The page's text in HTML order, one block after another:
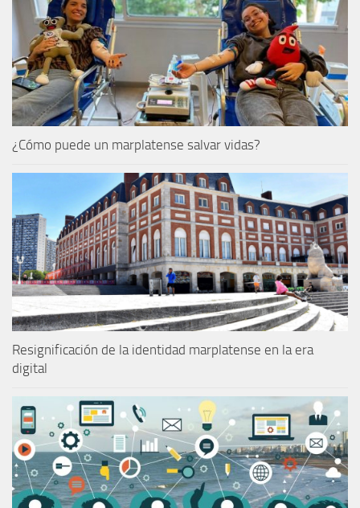
¿Cómo puede un marplatense salvar vidas?
Resignificación de la identidad marplatense en la era
digital